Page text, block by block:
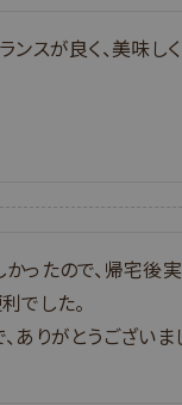
スが良く、美味し
ったので、帰宅後
でした。
りがとうございま